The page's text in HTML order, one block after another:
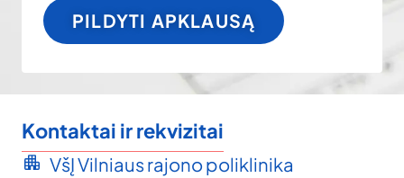
PILDYTI APKLAUSĄ
Kontaktai ir rekvizitai
VšĮ Vilniaus rajono poliklinika